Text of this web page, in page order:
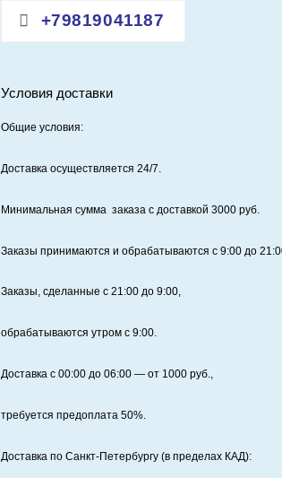
+79819041187
Условия доставки
Общие условия:
Доставка осуществляется 24/7.
Минимальная сумма заказа с доставкой 3000 руб.
Заказы принимаются и обрабатываются с 9:00 до
Заказы, сделанные с 21:00 до 9:00,
обрабатываются утром с 9:00.
Доставка с 00:00 до 06:00 — от 1000руб.,
требуется предоплата 50%.
Доставка по Санкт‑Петербургу (в пределах КАД):